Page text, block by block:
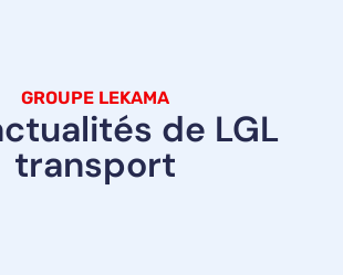
GROUPE LEKAMA
de LGL
transport